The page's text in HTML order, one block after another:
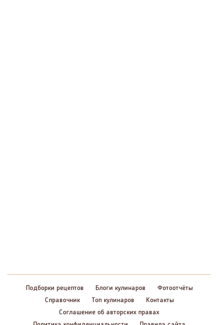
Подборки рецептов Блоги кулинаров
Фотоотчёты
Справочник
Топ кулинаров
Контакты
Соглашение об авторских правах